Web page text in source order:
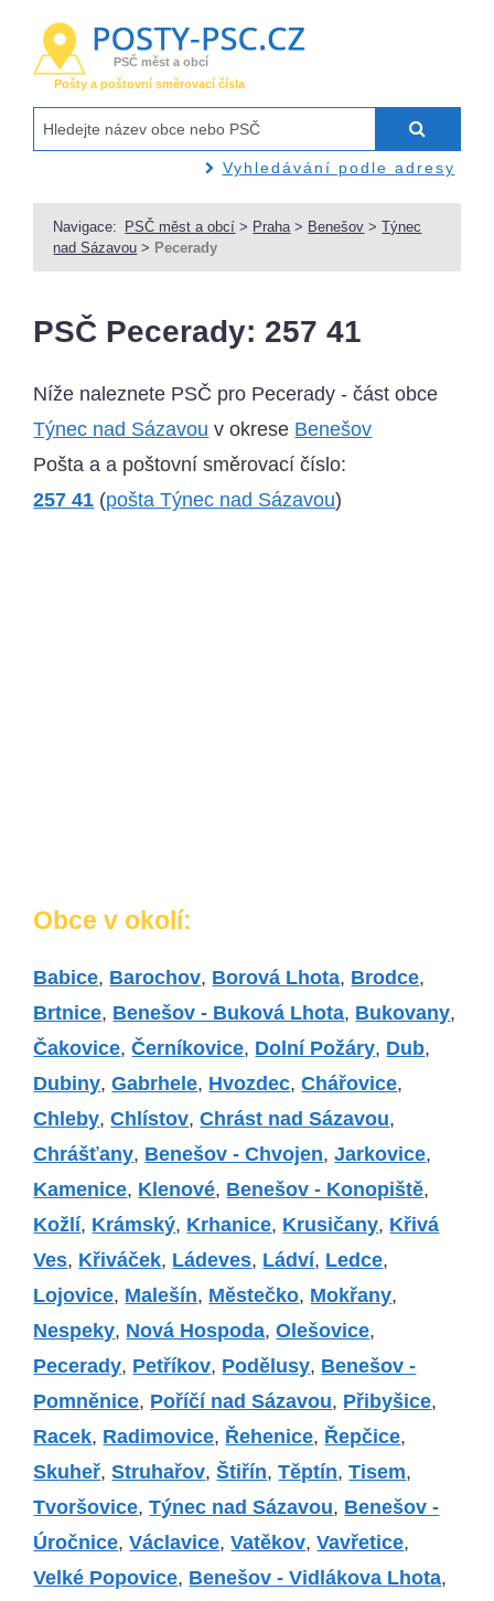
PSČ měst a obcí
Pošty a poštovní směrovací čísla
Vyhledávání podle adresy
Navigace: PSČ měst a obcí > Praha > Benešov >Týnec
nad Sázavou > Pecerady
PSČ Pecerady: 257 41
Níže naleznete PSČ pro Pecerady - část obce
Týnec nad Sázavou v okrese Benešov
Pošta a a poštovní směrovací číslo:
257 41 (pošta Týnec nad Sázavou)
Obce v okolí:
Babice, Barochov, Borová Lhota, Brodce,
Brtnice, Benešov - Buková Lhota, Bukovany,
Čakovice,Černíkovice, Dolní Požáry, Dub,
Dubiny,Gabrhele, Hvozdec,Chářovice,
Chleby,Chlístov,Chrást nad Sázavou,
Chrášťany, Benešov - Chvojen,Jarkovice,
Kamenice, Klenové, Benešov - Konopiště,
Kožlí, Krámský, Krhanice, Krusičany, Křivá
Ves, Křiváček, Ládeves, Ládví, Ledce,
Lojovice, Malešín, Městečko, Mokřany,
Nespeky, Nová Hospoda,Olešovice,
Pecerady, Petříkov, Podělusy, Benešov -
Pomněnice, Poříčí nad Sázavou, Přibyšice,
Racek, Radimovice, Řehenice, Řepčice,
Skuheř,Struhařov,Štiřín,Těptín,Tisem,
Tvoršovice,Týnec nad Sázavou, Benešov -
Úročnice,Václavice,Vatěkov,Vavřetice,
Velké Popovice, Benešov - Vidlákova Lhota,